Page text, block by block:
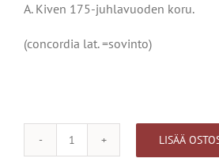
A. Kiven 175-juhlavuoden koru.
(concordia lat. =sovinto)
Concordia,
LISÄÄ
Alternative: